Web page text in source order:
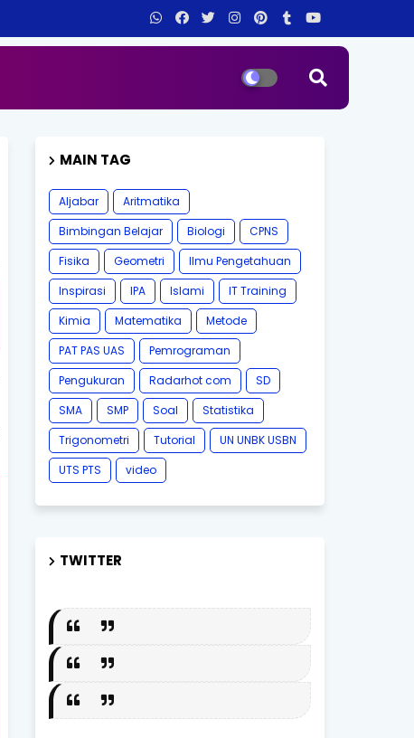
MAIN TAG
Aljabar
Aritmatika
Bimbingan Belajar
Biologi
CPNS
Fisika
Geometri
Ilmu Pengetahuan
Inspirasi
IPA Islami
IT Training
Kimia
Matematika
Metode
PAT PAS UAS
Pemrograman
Pengukuran
Radarhot com
SD
SMA
SMP Soal
Statistika
Trigonometri
Tutorial
UN UNBK USBN
UTS PTS
video
TWITTER